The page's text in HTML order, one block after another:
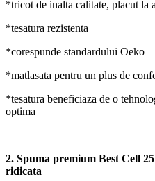
*tricot de inalta calitate, placut la
*tesatura rezistenta
*corespunde standardului Oeko
*matlasata pentru un plus de
*tesatura beneficiaza de o
optima
2. Spuma premium Best Cell
ridicata